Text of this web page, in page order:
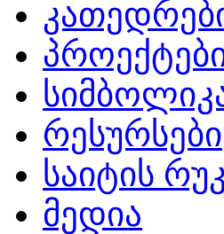
რესურსები
საიტის
მედია